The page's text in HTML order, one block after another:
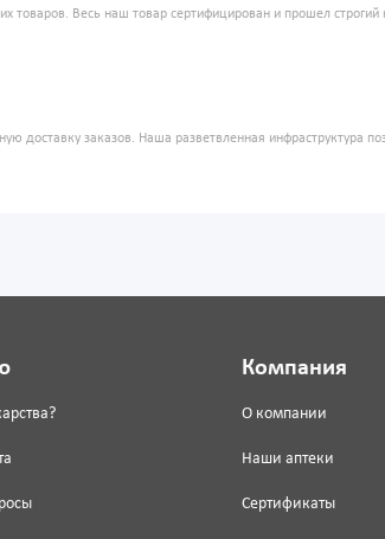
товаров. Весь наш товар сертифицирован и прошел
доставку заказов. Наша разветвленная инфраструктура
Компания
О компании
Наши аптеки
Сертификаты